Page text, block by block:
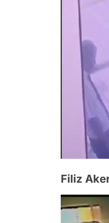
Filiz